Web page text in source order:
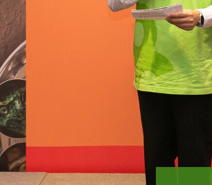
樂施大
樂施大
（前排